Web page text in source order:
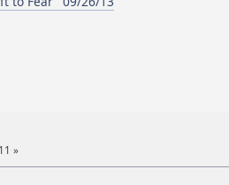
»